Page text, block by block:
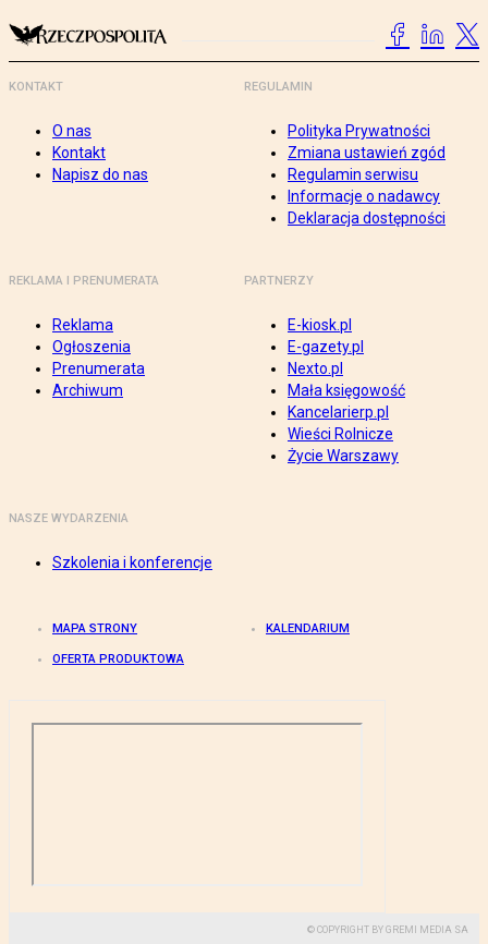
KONTAKT
O nas
Kontakt
Napisz do nas
REGULAMIN
Polityka Prywatności
Zmiana ustawień zgód
Regulamin serwisu
Informacje o nadawcy
Deklaracja dostępności
REKLAMA I PRENUMERATA
Reklama
Ogłoszenia
Prenumerata
Archiwum
PARTNERZY
E-kiosk.pl
E-gazety.pl
Nexto.pl
Mała księgowość
Kancelarierp.pl
Wieści Rolnicze
Życie Warszawy
NASZE WYDARZENIA
Szkolenia i konferencje
MAPA STRONY KALENDARIUM
OFERTA PRODUKTOWA
© COPYRIGHT BY GREMI MEDIA SA